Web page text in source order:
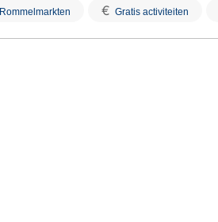
Rommelmarkten € Gratis activiteiten